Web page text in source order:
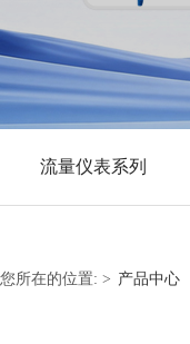
流量仪表系列
您所在的位置: > 产品中心